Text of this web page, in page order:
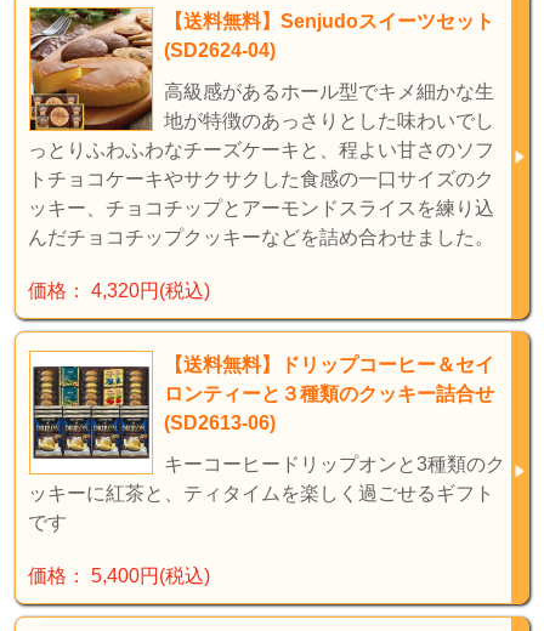
【送料無料】Senjudoスイーツセット
(SD2624-04)
高級感があるホール型でキメ細かな生
地が特徴のあっさりとした味わいでし
っとりふわふわなチーズケーキと、程よい甘さのソフ
トチョコケーキやサクサクした食感の一口サイズのク
ッキー、チョコチップとアーモンドスライスを練り込
んだチョコチップクッキーなどを詰め合わせました。
価格： 4,320円(税込)
【送料無料】ドリップコーヒー＆セイ
ロンティーと３種類のクッキー詰合せ
(SD2613-06)
キーコーヒードリップオンと3種類のク
ッキーに紅茶と、ティタイムを楽しく過ごせるギフト
です
価格： 5,400円(税込)